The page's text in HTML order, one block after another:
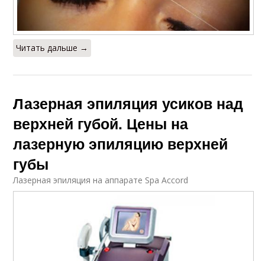
Читать дальше →
Лазерная эпиляция усиков над
верхней губой. Цены на
лазерную эпиляцию верхней
губы
Лазерная эпиляция на аппарате Spa Accord